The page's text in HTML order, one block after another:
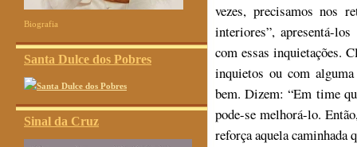
Biografia
Santa Dulce dos Pobres
Sinal da Cruz
vezes, precisamos nos
interiores”, apresentá-
com essas inquietações.
inquietos ou com
bem. Dizem: “Em time
pode-se melhorá-lo.
reforça aquela caminhada